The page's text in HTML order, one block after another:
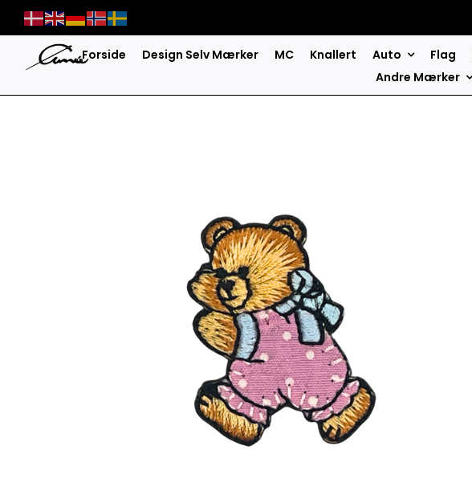
content
Forside Design Selv Mærker MC Knallert Auto Flag
Andre Mærker